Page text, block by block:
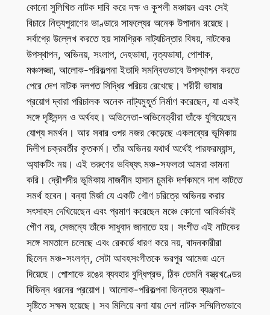
কোনো সুলিখিত নাটক দাবি করে দক্ষ ও কুশলী মঞ্চায়ন এবং সেই
বিচারে নিত্যপুরাণের ভাণ্ডারে সাফল্যের অনেক উপাদান রয়েছে।
সর্বাগ্রে উল্লেখ করতে হয় সামগ্রিক নাট্যচিন্তার বিষয়, নাটকের
উপস্থাপন, অভিনয়, সংলাপ, দেহভাষা, নৃত্যভাষা, পোশাক,
মঞ্চসজ্জা, আলোক-পরিকল্পনা ইতাদি সমন্বিতভাবে উপস্থাপন করতে
পেরে দেশ নাটক দলগত সিদ্ধির পরিচয় রেখেছে। শরীরী ভাষার
প্রয়োগ দ্বারা পরিচালক অনেক নাট্যমুহূর্ত নির্মাণ করেছেন, যা একই
সঙ্গে দৃষ্টিনন্দন ও অর্থবহ। অভিনেতা-অভিনেত্রীরা তাঁকে যুগিয়েছেন
যোগ্য সমর্থন। আর সবার ওপর নজর কেড়েছে একলব্যের ভূমিকায়
দিলীপ চক্রবর্তীর কৃতকর্ম। তাঁর অভিনয় যথার্থ অর্থেই পারফরম্যান্স,
অ্যাকটিং নয়। এই তরুণের ভবিষ্যৎ মঞ্চ-সফলতা আমরা কামনা
করি। দ্রৌপদীর ভূমিকায় নাজনীন হাসান চুমকি দর্শকমনে দাগ কাটতে
সমর্থ হবেন। বন্যা মির্জা যে একটি গৌণ চরিত্রে অভিনয় করার
সৎসাহস দেখিয়েছেন এবং প্রমাণ করেছেন মঞ্চে কোনো আবির্ভাবই
গৌণ নয়, সেজন্যে তাঁকে সাধুবাদ জানাতে হয়। সংগীত এই নাটকের
সঙ্গে সমতালে চলেছে এবং রেকর্ডে ধারণ করে নয়, বাদনকারীরা
ছিলেন মঞ্চ-সংলগ্ন, সেটা আবহসংগীতকে ভরপুর আমেজ এনে
দিয়েছে। পোশাকে রঙের ব্যবহার বুদ্ধিপ্রভ, ঠিক তেমনি বস্ত্রখণ্ডের
বিভিন্ন ধরনের প্রয়োগ। আলোক-পরিকল্পনা ভিন্নতর ব্যঞ্জনা-
সৃষ্টিতে সক্ষম হয়েছে। সব মিলিয়ে বলা যায় দেশ নাটক সম্মিলিতভাবে